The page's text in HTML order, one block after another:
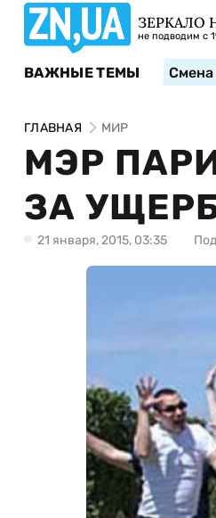
ЗЕРКАЛО
не подводим с
ВАЖНЫЕ ТЕМЫ Смена
ГЛАВНАЯ МИР
МЭР
ЗА
21 января, 2015, 03:35